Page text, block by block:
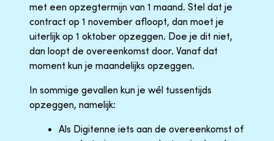
met een opzegtermijn van 1 maand. Stel dat je
contract op 1 november afloopt, dan moet je
uiterlijk op 1 oktober opzeggen. Doe je dit niet,
dan loopt de overeenkomst door. Vanaf dat
moment kun je maandelijks opzeggen.
In sommige gevallen kun je wél tussentijds
opzeggen, namelijk:
Als Digitenne iets aan de overeenkomst of